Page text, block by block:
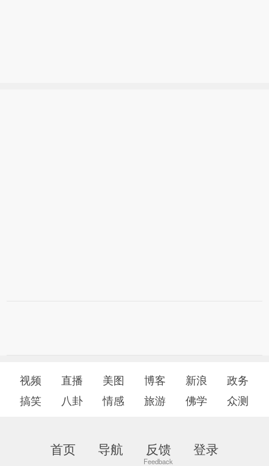
视频 直播 美图 博客 新浪
政务
搞笑
八卦 情感 旅游 佛学 众测
首页 导航 反馈 登录